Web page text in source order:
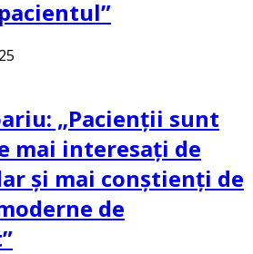
„Pacienții sunt
mai interesați de
și mai conștienți de
de